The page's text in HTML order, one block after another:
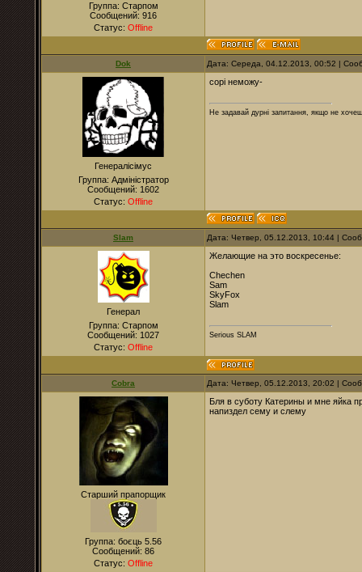
Группа: Старпом
Сообщений: 916
Статус: Offline
Dok Дата: Середа, 04.12.2013, 00:52 |
Генералісімус
Группа: Адміністратор
Сообщений: 1602
Статус: Offline
сорі неможу-
Не задавай дурні запитання, якщо не
Slam Дата: Четвер, 05.12.2013, 10:44 |
Генерал
Группа: Старпом
Сообщений: 1027
Статус: Offline
Желающие на это воскресенье:
Chechen
Sam
SkyFox
Slam
Serious SLAM
Cobra Дата: Четвер, 05.12.2013, 20:02 |
Старший прапорщик
Группа: боєць 5.56
Сообщений: 86
Статус: Offline
Бля в суботу Катерины и мне яйка
напиздел сему и слему